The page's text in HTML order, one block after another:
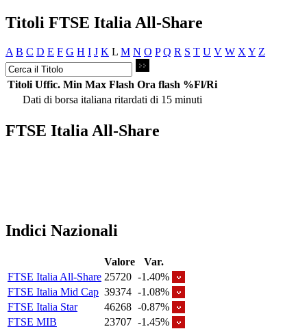
Titoli FTSE Italia All-Share
A B C D E F G H I J K L M N O P Q R S T U V W X Y Z
Titoli Uffic. Min Max Flash Ora flash %Fl/Ri
Dati di borsa italiana ritardati di 15 minuti
FTSE Italia All-Share
Indici Nazionali
Valore
Var.
FTSE Italia All-Share 25720 -1.40%
FTSE Italia Mid Cap 39374 -1.08%
FTSE Italia Star
46268 -0.87%
FTSE MIB
23707 -1.45%